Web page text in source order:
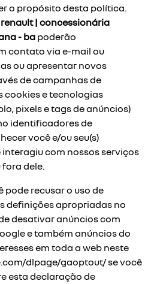
o propósito desta política.
| concessionária
- ba poderão
contato via e-mail ou
ou apresentar novos
de campanhas de
cookies e tecnologias
pixels e tags de anúncios)
identificadores de
você e/ou seu(s)
com nossos serviços
dele.
pode recusar o uso de
definições apropriadas no
desativar anúncios com
e também anúncios do
em toda a web neste
dlpage/gaoptout/se você
esta declaração de